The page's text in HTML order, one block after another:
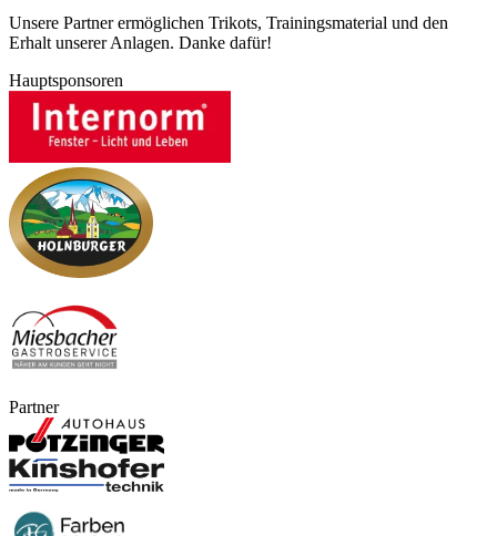
Unsere Partner ermöglichen Trikots, Trainingsmaterial und den
Erhalt unserer Anlagen. Danke dafür!
Hauptsponsoren
Partner